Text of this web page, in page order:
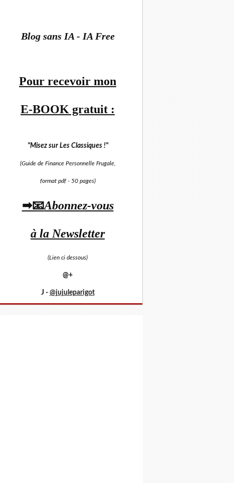
Blog sans IA - IA Free
Pour recevoir mon
E-BOOK gratuit :
"Misez sur Les Classiques !"
(Guide de Finance Personnelle Frugale,
format pdf - 50 pages)
➡📧Abonnez-vous
à la Newsletter
(Lien ci dessous)
@+
J - @jujuleparigot